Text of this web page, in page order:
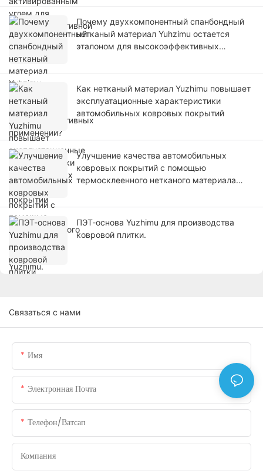
Почему двухкомпонентный спанбондный
нетканый материал Yuhzimu остается
эталоном для высокоэффективных
Как нетканый материал Yuzhimu повышает
эксплуатационные характеристики
автомобильных ковровых покрытий
Улучшение качества автомобильных
ковровых покрытий с помощью
термосклеенного нетканого материала
ПЭТ-основа Yuzhimu для производства
ковровой плитки.
Связаться с нами
Имя
Электронная Почта
Телефон/ватсап
Компания